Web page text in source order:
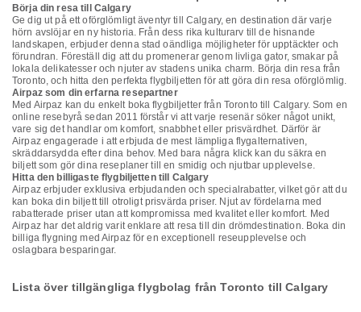
Börja din resa till Calgary
Ge dig ut på ett oförglömligt äventyr till Calgary, en destination där varje
hörn avslöjar en ny historia. Från dess rika kulturarv till de hisnande
landskapen, erbjuder denna stad oändliga möjligheter för upptäckter och
förundran. Föreställ dig att du promenerar genom livliga gator, smakar på
lokala delikatesser och njuter av stadens unika charm. Börja din resa från
Toronto, och hitta den perfekta flygbiljetten för att göra din resa oförglömlig.
Airpaz som din erfarna resepartner
Med Airpaz kan du enkelt boka flygbiljetter från Toronto till Calgary. Som en
online resebyrå sedan 2011 förstår vi att varje resenär söker något unikt,
vare sig det handlar om komfort, snabbhet eller prisvärdhet. Därför är
Airpaz engagerade i att erbjuda de mest lämpliga flygalternativen,
skräddarsydda efter dina behov. Med bara några klick kan du säkra en
biljett som gör dina reseplaner till en smidig och njutbar upplevelse.
Hitta den billigaste flygbiljetten till Calgary
Airpaz erbjuder exklusiva erbjudanden och specialrabatter, vilket gör att du
kan boka din biljett till otroligt prisvärda priser. Njut av fördelarna med
rabatterade priser utan att kompromissa med kvalitet eller komfort. Med
Airpaz har det aldrig varit enklare att resa till din drömdestination. Boka din
billiga flygning med Airpaz för en exceptionell reseupplevelse och
oslagbara besparingar.
Lista över tillgängliga flygbolag från Toronto till Calgary